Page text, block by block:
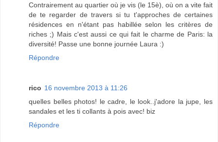
Contrairement au quartier où je vis (le 15è), où on a vite fait
de te regarder de travers si tu t'approches de certaines
résidences en n'étant pas habillée selon les critères de
riches ;) Mais c'est aussi ce qui fait le charme de Paris: la
diversité! Passe une bonne journée Laura :)
Répondre
rico 16 novembre 2013 à 11:26
quelles belles photos! le cadre, le look..j'adore la jupe, les
sandales et les ti collants à pois avec! biz
Répondre